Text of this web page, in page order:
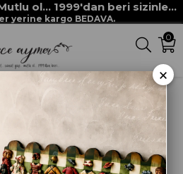
ol... 1999'dan beri sizinle...
yerine kargo BEDAVA.
0
MDF VE MASİF OBJELER
28X20CM
×